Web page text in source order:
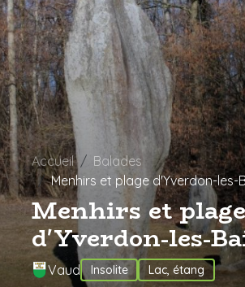
Accueil
Balades
Menhirs et plage d'Yverdon-les-
Menhirs et plage
d'Yverdon-les-
Vaud Insolite Lac, étang